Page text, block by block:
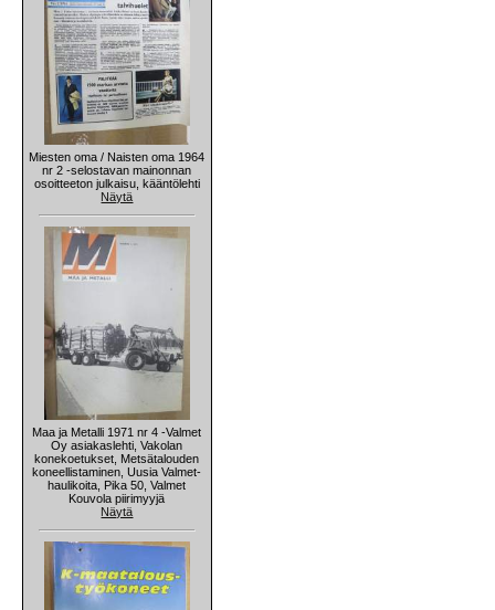
Miesten oma / Naisten oma 1964
nr 2 -selostavan mainonnan
osoitteeton julkaisu, kääntölehti
Näytä
Maa ja Metalli 1971 nr 4 -Valmet
Oy asiakaslehti, Vakolan
konekoetukset, Metsätalouden
koneellistaminen, Uusia Valmet-
haulikoita, Pika 50, Valmet
Kouvola piirimyyjä
Näytä